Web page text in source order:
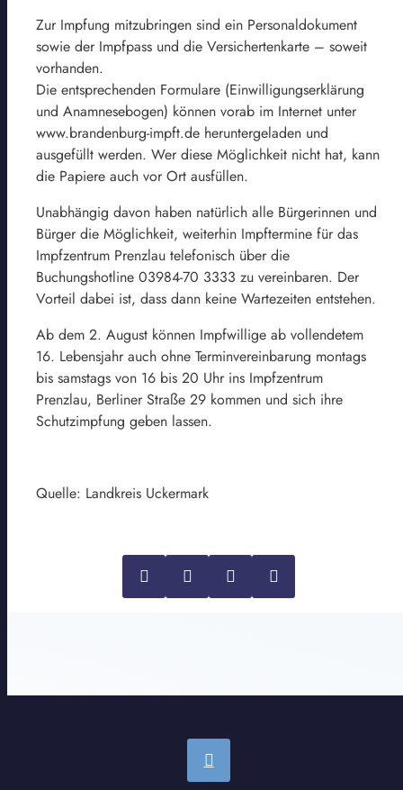
Zur Impfung mitzubringen sind ein Personaldokument
sowie der Impfpass und die Versichertenkarte – soweit
vorhanden.
Die entsprechenden Formulare (Einwilligungserklärung
und Anamnesebogen) können vorab im Internet unter
www.brandenburg-impft.de heruntergeladen und
ausgefüllt werden. Wer diese Möglichkeit nicht hat, kann
die Papiere auch vor Ort ausfüllen.
Unabhängig davon haben natürlich alle Bürgerinnen und
Bürger die Möglichkeit, weiterhin Impftermine für das
Impfzentrum Prenzlau telefonisch über die
Buchungshotline 03984-70 3333 zu vereinbaren. Der
Vorteil dabei ist, dass dann keine Wartezeiten entstehen.
Ab dem 2. August können Impfwillige ab vollendetem
16. Lebensjahr auch ohne Terminvereinbarung montags
bis samstags von 16 bis 20 Uhr ins Impfzentrum
Prenzlau, Berliner Straße 29 kommen und sich ihre
Schutzimpfung geben lassen.
Quelle: Landkreis Uckermark